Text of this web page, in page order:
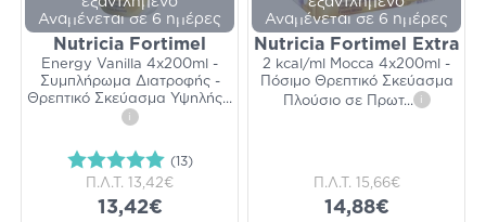
Αναμένεται σε 6 ημέρες
Nutricia Fortimel
Energy Vanilla 4x200ml -
Συμπλήρωμα Διατροφής -
Θρεπτικό Σκεύασμα Υψηλής...
i
(13)
Π.Λ.Τ. 13,42€
13,42€
Αναμένεται σε 6 ημέρες
Nutricia Fortimel Extra
2 kcal/ml Mocca 4x200ml -
Πόσιμο Θρεπτικό Σκεύασμα
Πλούσιο σε Πρωτ... i
Π.Λ.Τ. 15,66€
14,88€